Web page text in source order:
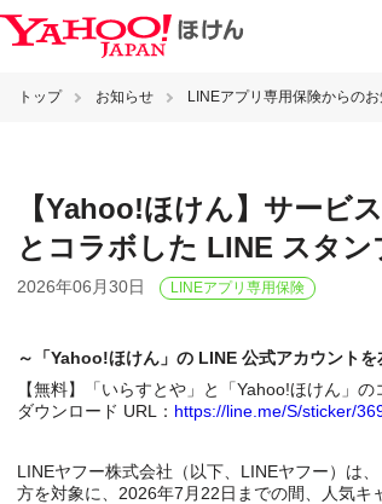
トップ お知らせ LINEアプリ専用保険からの
【Yahoo!ほけん】サービ
とコラボした LINE スタン
2026年06月30日 LINEアプリ専用保険
～「Yahoo!ほけん」の LINE 公式アカウント
【無料】「いらすとや」と「Yahoo!ほけん」
ダウンロード URL： https://line.me/S/sticker/
LINEヤフー株式会社（以下、LINEヤフー）は
方を対象に、2026年7月22日までの間、人気キ